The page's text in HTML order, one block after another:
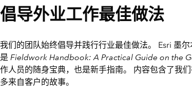
倡导外业工作最佳做法
我们的团队始终倡导并践行行业最佳做法。 Esri 墨
是 Fieldwork Handbook: A Practical Guide on the
作人员的随身宝典，也是新手指南。 内容包含了我
多来自客户的故事。